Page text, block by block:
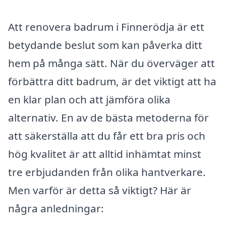
Att renovera badrum i Finnerödja är ett
betydande beslut som kan påverka ditt
hem på många sätt. När du överväger att
förbättra ditt badrum, är det viktigt att ha
en klar plan och att jämföra olika
alternativ. En av de bästa metoderna för
att säkerställa att du får ett bra pris och
hög kvalitet är att alltid inhämtat minst
tre erbjudanden från olika hantverkare.
Men varför är detta så viktigt? Här är
några anledningar: